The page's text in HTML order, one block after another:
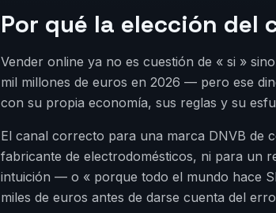
Por qué la elección del
Vender online ya no es cuestión de « si »
mil millones de euros en 2026 — pero ese
con su propia economía, sus reglas y su
El canal correcto para una marca DNVB de
fabricante de electrodomésticos, ni para un
intuición — o « porque todo el mundo hace
miles de euros antes de darse cuenta del